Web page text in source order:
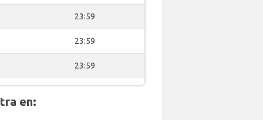
23:59
23:59
23:59
en: